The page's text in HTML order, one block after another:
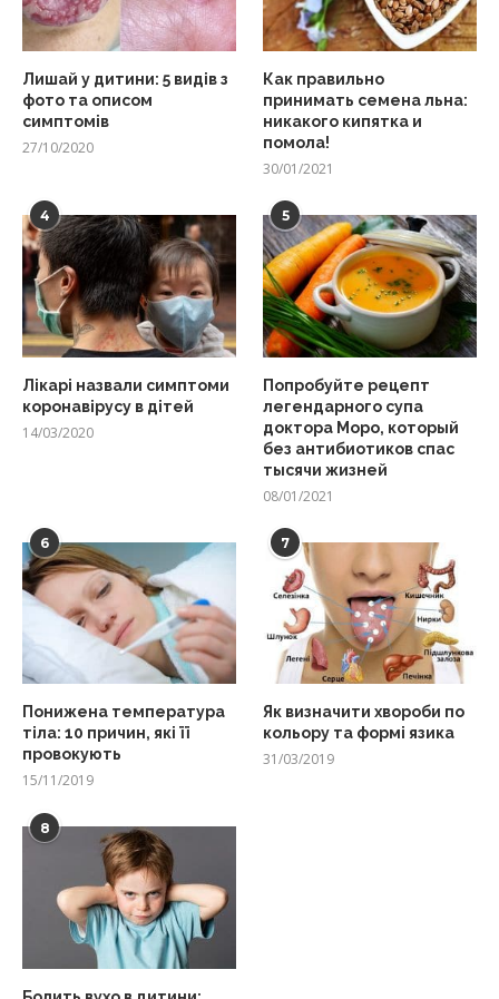
Лишай у дитини: 5 видів з
фото та описом
симптомів
27/10/2020
Как правильно
принимать семена льна:
никакого кипятка и
помола!
30/01/2021
4
Лікарі назвали симптоми
коронавірусу в дітей
14/03/2020
5
Попробуйте рецепт
легендарного супа
доктора Моро, который
без антибиотиков спас
тысячи жизней
08/01/2021
6
Понижена температура
тіла: 10 причин, які її
провокують
15/11/2019
7
Як визначити хвороби по
кольору та формі язика
31/03/2019
8